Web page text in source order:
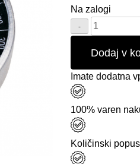
Na zalogi
Količina:
Dodaj v
Imate dodatna
100% varen
Količinski